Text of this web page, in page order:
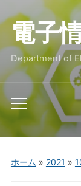
電子
Department of
Toggle
mobile
menu
ホーム » 2021 »